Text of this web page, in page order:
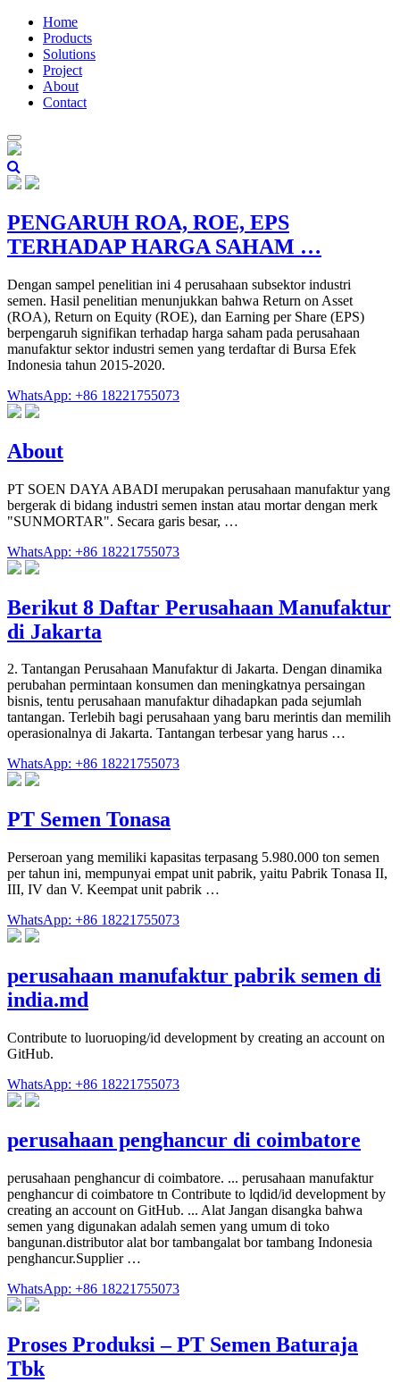
Home
Products
Solutions
Project
About
Contact
PENGARUH ROA, ROE, EPS
TERHADAP HARGA SAHAM …
Dengan sampel penelitian ini 4 perusahaan subsektor industri
semen. Hasil penelitian menunjukkan bahwa Return on Asset
(ROA), Return on Equity (ROE), dan Earning per Share (EPS)
berpengaruh signifikan terhadap harga saham pada perusahaan
manufaktur sektor industri semen yang terdaftar di Bursa Efek
Indonesia tahun 2015-2020.
WhatsApp: +86 18221755073
About
PT SOEN DAYA ABADI merupakan perusahaan manufaktur yang
bergerak di bidang industri semen instan atau mortar dengan merk
"SUNMORTAR". Secara garis besar, …
WhatsApp: +86 18221755073
Berikut 8 Daftar Perusahaan Manufaktur
di Jakarta
2. Tantangan Perusahaan Manufaktur di Jakarta. Dengan dinamika
perubahan permintaan konsumen dan meningkatnya persaingan
bisnis, tentu perusahaan manufaktur dihadapkan pada sejumlah
tantangan. Terlebih bagi perusahaan yang baru merintis dan memilih
operasionalnya di Jakarta. Tantangan terbesar yang harus …
WhatsApp: +86 18221755073
PT Semen Tonasa
Perseroan yang memiliki kapasitas terpasang 5.980.000 ton semen
per tahun ini, mempunyai empat unit pabrik, yaitu Pabrik Tonasa II,
III, IV dan V. Keempat unit pabrik …
WhatsApp: +86 18221755073
perusahaan manufaktur pabrik semen di
india.md
Contribute to luoruoping/id development by creating an account on
GitHub.
WhatsApp: +86 18221755073
perusahaan penghancur di coimbatore
perusahaan penghancur di coimbatore. ... perusahaan manufaktur
penghancur di coimbatore tn Contribute to lqdid/id development by
creating an account on GitHub. ... Alat Jangan disangka bahwa
semen yang digunakan adalah semen yang umum di toko
bangunan.distributor alat bor tambangalat bor tambang Indonesia
penghancur.Supplier …
WhatsApp: +86 18221755073
Proses Produksi – PT Semen Baturaja
Tbk